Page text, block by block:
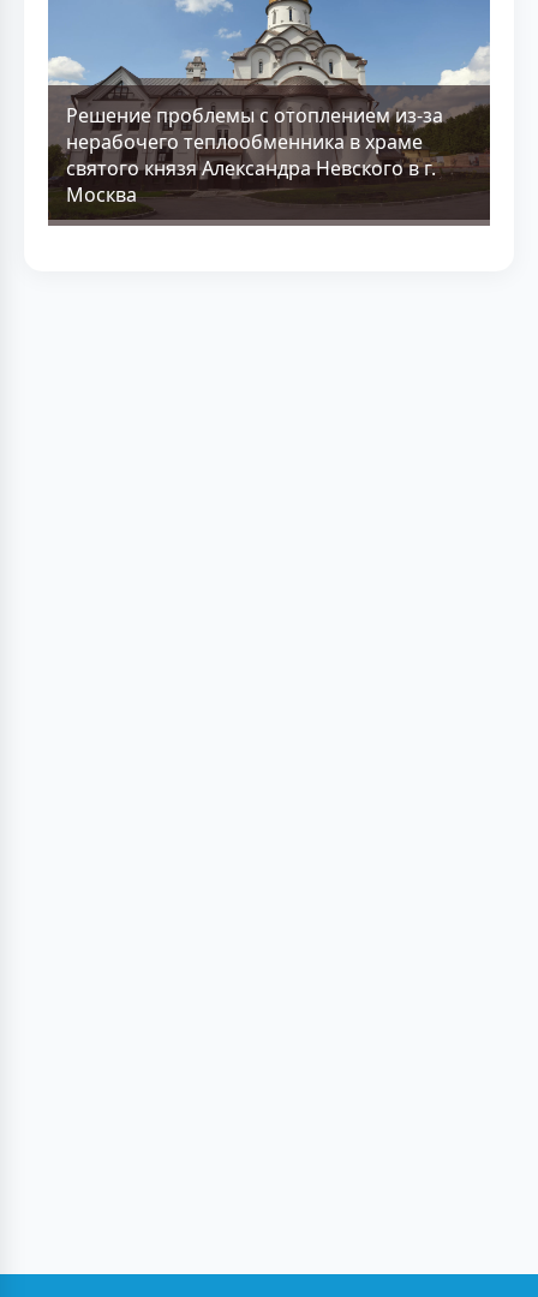
Решение проблемы с отоплением из-за
нерабочего теплообменника в храме
святого князя Александра Невского в г.
Москва